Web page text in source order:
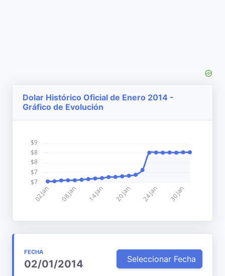
Dolar Histórico Oficial de Enero 2014 -
Gráfico de Evolución
FECHA
02/01/2014 Seleccionar Fecha